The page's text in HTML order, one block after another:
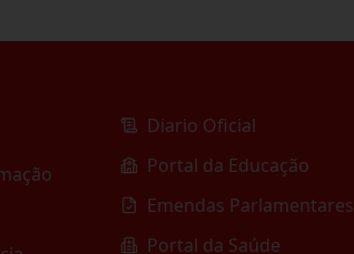
Diario Oficial
Portal da Educação
Emendas Parlamentares
Portal da Saúde